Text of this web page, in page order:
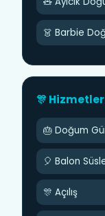
👗 Barbie
🎊
🎂 Doğum
🎈 Balon
🎊 Açılış